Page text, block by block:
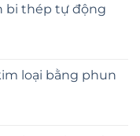
bi thép tự động
loại bằng phun